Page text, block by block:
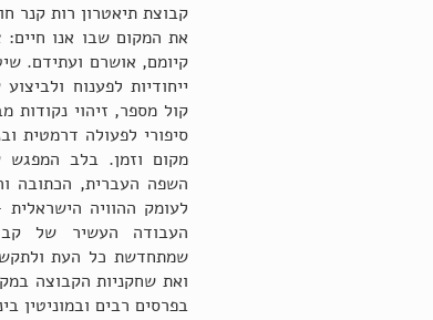
קבוצת תיאטרון רות קנר
את המקום שבו אנו חיים:
קיומם, אושרם ועתידם.
ייחודיות לפענוח
קול מספר, זיהוי נקודות
סיפורי לפעולה דרמטית
מקום וזמן. בלב המפגש
השפה העברית, הכתובה
לעומק ההוויה
העבודה העשיר של
שמתחדשת כל העת
ואת שחקניות הקבוצה
בפרסים רבים ובמוניטין